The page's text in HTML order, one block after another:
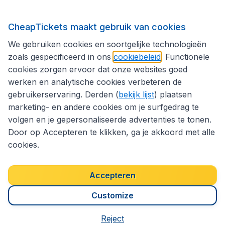
Volg CheapTickets.be
Privacybeleid
Copyright © 2026
CheapTickets maakt gebruik van cookies
We gebruiken cookies en soortgelijke technologieën
zoals gespecificeerd in ons cookiebeleid . Functionele
cookies zorgen ervoor dat onze websites goed
werken en analytische cookies verbeteren de
gebruikerservaring. Derden (bekijk lijst) plaatsen
marketing- en andere cookies om je surfgedrag te
volgen en je gepersonaliseerde advertenties te tonen.
Door op Accepteren te klikken, ga je akkoord met alle
cookies.
Accepteren
Customize
Reject